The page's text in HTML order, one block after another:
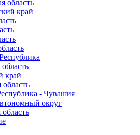
область
край
край
область
- Чувашия
округ